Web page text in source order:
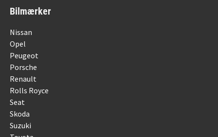
Bilmærker
Nissan
Opel
Peugeot
Porsche
Renault
Rolls Royce
Seat
Skoda
Suzuki